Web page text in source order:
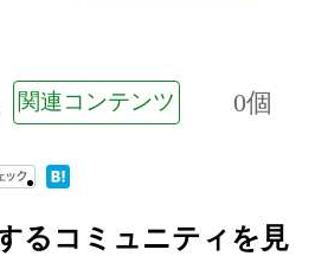
関連コンテンツ 0個
るコミュニティを見